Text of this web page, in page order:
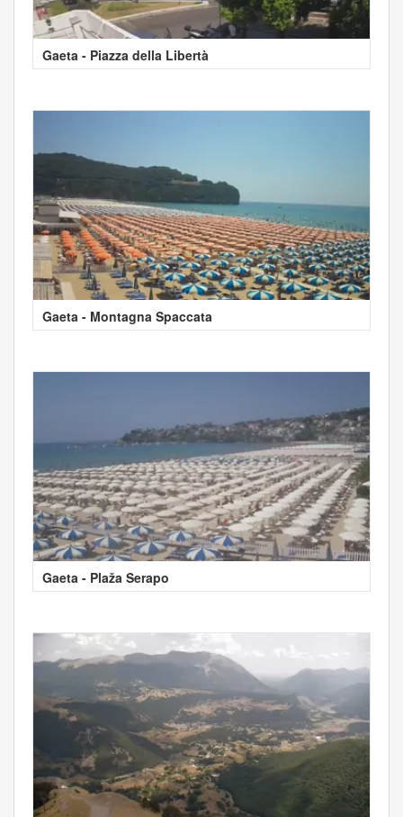
Gaeta - Piazza della Libertà
Gaeta - Montagna Spaccata
Gaeta - Plaža Serapo